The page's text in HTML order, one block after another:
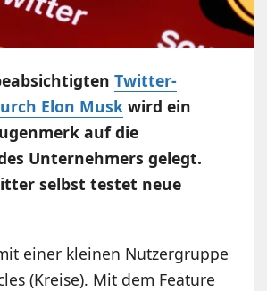
Twitter-
Elon Musk wird ein
auf die
Unternehmers gelegt.
selbst testet neue
einer kleinen Nutzergruppe
(Kreise). Mit dem Feature